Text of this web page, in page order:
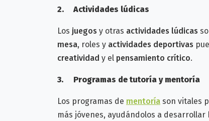
2. Actividades lúdicas
Los juegos y otras actividades lúdicas
mesa, roles y actividades deportivas
creatividad y el pensamiento crítico.
3. Programas de tutoría y mentoría
Los programas de mentoría son vitales
más jóvenes, ayudándolos a desarrollar